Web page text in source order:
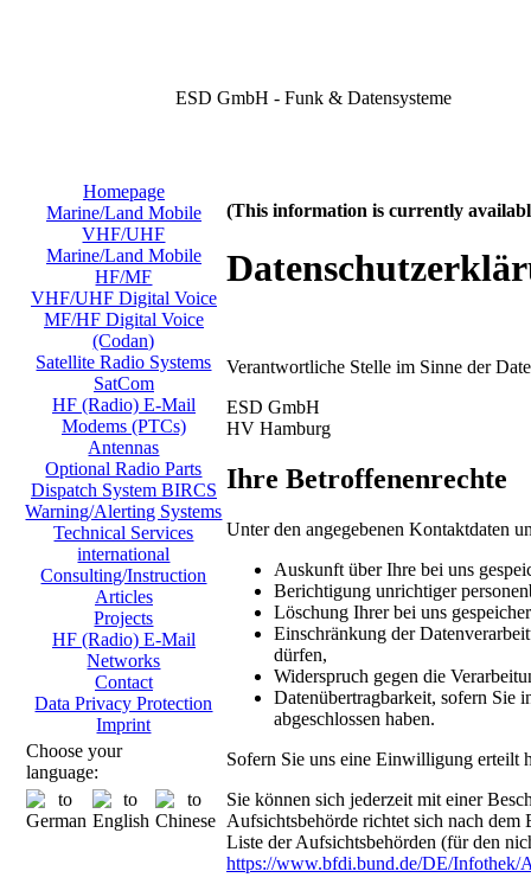
ESD GmbH - Funk & Datensysteme
Homepage
Marine/Land Mobile
VHF/UHF
Marine/Land Mobile
HF/MF
VHF/UHF Digital Voice
MF/HF Digital Voice
(Codan)
Satellite Radio Systems
SatCom
HF (Radio) E-Mail
Modems (PTCs)
Antennas
Optional Radio Parts
Dispatch System BIRCS
Warning/Alerting Systems
Technical Services
international
Consulting/Instruction
Articles
Projects
HF (Radio) E-Mail
Networks
Contact
Data Privacy Protection
Imprint
Choose your
language:
(This information is currently
Verantwortliche Stelle im Sinne der
ESD GmbH
HV Hamburg
Ihre Betroffenenrechte
Unter den angegebenen Kontaktdaten
Auskunft über Ihre bei uns
Berichtigung unrichtiger
Löschung Ihrer bei uns
Einschränkung der
dürfen,
Widerspruch gegen die
Datenübertragbarkeit, sofern Sie
abgeschlossen haben.
Sofern Sie uns eine Einwilligung erteilt
Sie können sich jederzeit mit einer
Aufsichtsbehörde richtet sich nach
Liste der Aufsichtsbehörden (für den
https://www.bfdi.bund.de/DE/Infothek/